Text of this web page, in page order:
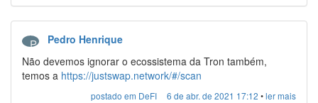
P
Pedro Henrique
Não devemos ignorar o ecossistema da Tron também,
temos a https://justswap.network/#/scan
postado em DeFI 6 de abr. de 2021 17:12 •ler mais